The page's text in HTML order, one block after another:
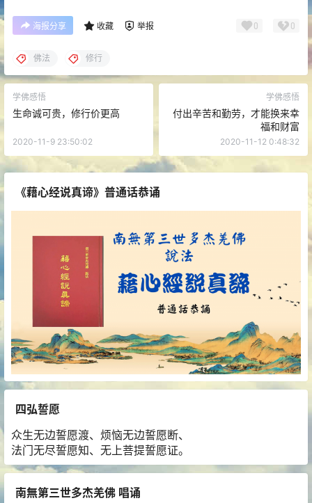
海报分享 收藏 举报 0 0
佛法 修行
学佛感悟
生命诚可贵，修行价更高
2020-11-9 23:50:02
学佛感悟
付出辛苦和勤劳，才能换来幸
福和财富
2020-11-12 0:48:32
《藉心经说真谛》普通话恭诵
四弘誓愿
众生无边誓愿渡、烦恼无边誓愿断、
法门无尽誓愿知、无上菩提誓愿证。
南無第三世多杰羌佛 唱诵